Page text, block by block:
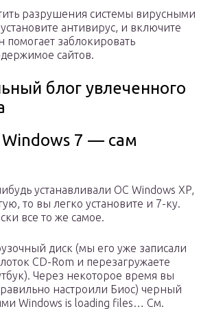
разрушения системы вирусными
антивирус, и включите
помогает заблокировать
сайтов.
блог увлеченного
Windows 7 — сам
устанавливали ОС Windows XP,
то вы легко установите и 7-ку.
все то же самое.
диск (мы его уже записали
CD-Rom и перезагружаете
Через некоторое время вы
настроили Биос) черный
Windows is loading files… См.